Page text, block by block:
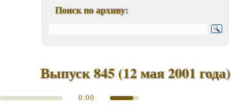
Статьи, интервью, книги
Мелодии экрана и сцены
Памятные даты августа
Песни, мелодии
Поиск по архиву:
Выпуск 845 (12 мая 2001 года)
0:00